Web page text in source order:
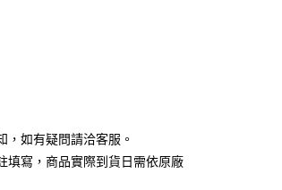
，如有疑問請洽客服。
寫，商品實際到貨日需依原廠